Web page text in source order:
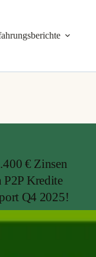
€ Zinsen
Kredite
Q4 2025!